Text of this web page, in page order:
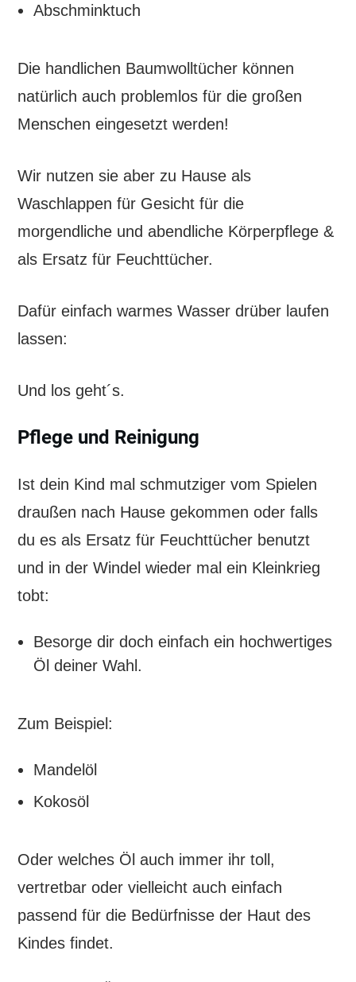
Abschminktuch
Die handlichen Baumwolltücher können
natürlich auch problemlos für die großen
Menschen eingesetzt werden!
Wir nutzen sie aber zu Hause als
Waschlappen für Gesicht für die
morgendliche und abendliche Körperpflege &
als Ersatz für Feuchttücher.
Dafür einfach warmes Wasser drüber laufen
lassen:
Und los geht´s.
Pflege und Reinigung
Ist dein Kind mal schmutziger vom Spielen
draußen nach Hause gekommen oder falls
du es als Ersatz für Feuchttücher benutzt
und in der Windel wieder mal ein Kleinkrieg
tobt:
Besorge dir doch einfach ein hochwertiges
Öl deiner Wahl.
Zum Beispiel:
Mandelöl
Kokosöl
Oder welches Öl auch immer ihr toll,
vertretbar oder vielleicht auch einfach
passend für die Bedürfnisse der Haut des
Kindes findet.